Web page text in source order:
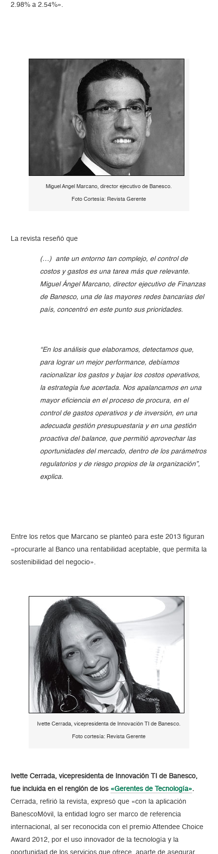
2.98% a 2.54%».
Miguel Angel Marcano, director ejecutivo de Banesco.
Foto Cortesía: Revista Gerente
La revista reseñó que
(…) ante un entorno tan complejo, el control de
costos y gastos es una tarea más que relevante.
Miguel Ángel Marcano, director ejecutivo de Finanzas
de Banesco, una de las mayores redes bancarias del
país, concentró en este punto sus prioridades.
“En los análisis que elaboramos, detectamos que,
para lograr un mejor performance, debíamos
racionalizar los gastos y bajar los costos operativos,
la estrategia fue acertada. Nos apalancamos en una
mayor eficiencia en el proceso de procura, en el
control de gastos operativos y de inversión, en una
adecuada gestión presupuestaria y en una gestión
proactiva del balance, que permitió aprovechar las
oportunidades del mercado, dentro de los parámetros
regulatorios y de riesgo propios de la organización”,
explica.
Entre los retos que Marcano se planteó para este 2013 figuran
«procurarle al Banco una rentabilidad aceptable, que permita la
sostenibilidad del negocio».
Ivette Cerrada, vicepresidenta de Innovación TI de Banesco.
Foto cortesía: Revista Gerente
Ivette Cerrada, vicepresidenta de Innovación TI de Banesco,
fue incluida en el renglón de los «Gerentes de Tecnología».
Cerrada, refirió la revista, expresó que «con la aplicación
BanescoMóvil, la entidad logro ser marco de referencia
internacional, al ser reconocida con el premio Attendee Choice
Award 2012, por el uso innovador de la tecnología y la
oportunidad de los servicios que ofrece, aparte de asegurar